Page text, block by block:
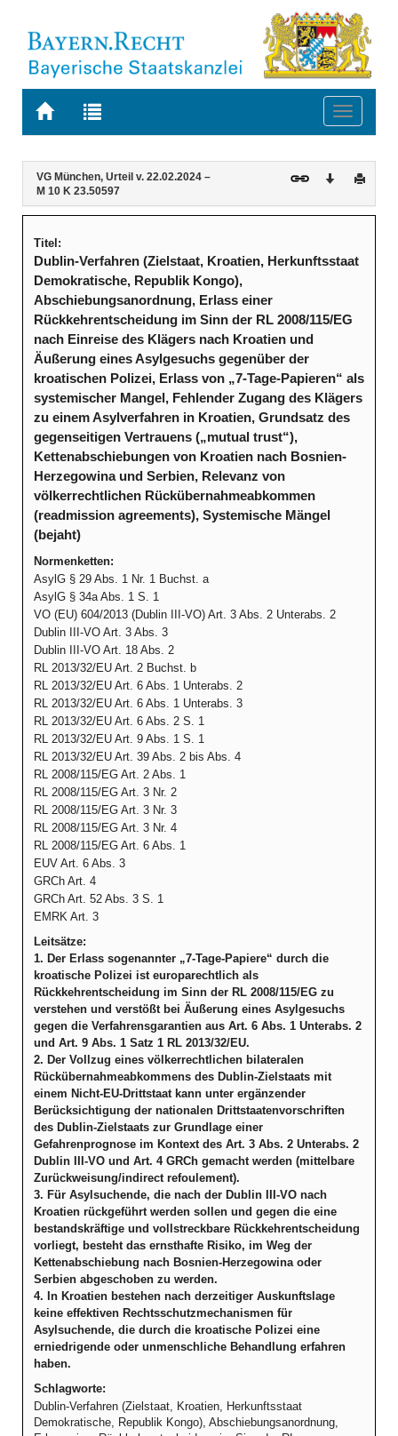
Zur
BAYERN.RECHT
Zur
letzten
Suche
Toggle
Navigation
Inhalt
VG München, Urteil v. 22.02.2024 –
M 10 K 23.50597
Download
Titel:
Dublin-Verfahren (Zielstaat, Kroatien, Herkunftsstaat
Demokratische, Republik Kongo),
Abschiebungsanordnung, Erlass einer
Rückkehrentscheidung im Sinn der RL 2008/115/EG
nach Einreise des Klägers nach Kroatien und
Äußerung eines Asylgesuchs gegenüber der
kroatischen Polizei, Erlass von „7-Tage-Papieren“ als
systemischer Mangel, Fehlender Zugang des Klägers
zu einem Asylverfahren in Kroatien, Grundsatz des
gegenseitigen Vertrauens („mutual trust“),
Kettenabschiebungen von Kroatien nach Bosnien-
Herzegowina und Serbien, Relevanz von
völkerrechtlichen Rückübernahmeabkommen
(readmission agreements), Systemische Mängel
(bejaht)
Normenketten:
AsylG § 29 Abs. 1 Nr. 1 Buchst. a
AsylG § 34a Abs. 1 S. 1
VO (EU) 604/2013 (Dublin III-VO) Art. 3 Abs. 2 Unterabs. 2
Dublin III-VO Art. 3 Abs. 3
Dublin III-VO Art. 18 Abs. 2
RL 2013/32/EU Art. 2 Buchst. b
RL 2013/32/EU Art. 6 Abs. 1 Unterabs. 2
RL 2013/32/EU Art. 6 Abs. 1 Unterabs. 3
RL 2013/32/EU Art. 6 Abs. 2 S. 1
RL 2013/32/EU Art. 9 Abs. 1 S. 1
RL 2013/32/EU Art. 39 Abs. 2 bis Abs. 4
RL 2008/115/EG Art. 2 Abs. 1
RL 2008/115/EG Art. 3 Nr. 2
RL 2008/115/EG Art. 3 Nr. 3
RL 2008/115/EG Art. 3 Nr. 4
RL 2008/115/EG Art. 6 Abs. 1
EUV Art. 6 Abs. 3
GRCh Art. 4
GRCh Art. 52 Abs. 3 S. 1
EMRK Art. 3
Leitsätze:
1. Der Erlass sogenannter „7-Tage-Papiere“ durch die
kroatische Polizei ist europarechtlich als
Rückkehrentscheidung im Sinn der RL 2008/115/EG zu
verstehen und verstößt bei Äußerung eines Asylgesuchs
gegen die Verfahrensgarantien aus Art. 6 Abs. 1 Unterabs. 2
und Art. 9 Abs. 1 Satz 1 RL 2013/32/EU.
2. Der Vollzug eines völkerrechtlichen bilateralen
Rückübernahmeabkommens des Dublin-Zielstaats mit
einem Nicht-EU-Drittstaat kann unter ergänzender
Berücksichtigung der nationalen Drittstaatenvorschriften
des Dublin-Zielstaats zur Grundlage einer
Gefahrenprognose im Kontext des Art. 3 Abs. 2 Unterabs. 2
Dublin III-VO und Art. 4 GRCh gemacht werden (mittelbare
Zurückweisung/indirect refoulement).
3. Für Asylsuchende, die nach der Dublin III-VO nach
Kroatien rückgeführt werden sollen und gegen die eine
bestandskräftige und vollstreckbare Rückkehrentscheidung
vorliegt, besteht das ernsthafte Risiko, im Weg der
Kettenabschiebung nach Bosnien-Herzegowina oder
Serbien abgeschoben zu werden.
4. In Kroatien bestehen nach derzeitiger Auskunftslage
keine effektiven Rechtsschutzmechanismen für
Asylsuchende, die durch die kroatische Polizei eine
erniedrigende oder unmenschliche Behandlung erfahren
haben.
Schlagworte:
Dublin-Verfahren (Zielstaat, Kroatien, Herkunftsstaat
Demokratische, Republik Kongo), Abschiebungsanordnung,